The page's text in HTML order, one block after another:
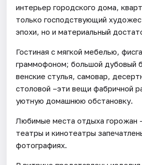
интерьер городского дома,
только господствующий
эпохи, но и материальный
Гостиная с мягкой мебелью,
граммофоном; большой дубовый
венские стулья, самовар,
столовой –эти вещи фабричной
уютную домашнюю обстановку.
Любимые места отдыха горожан
театры и кинотеатры
фотографиях.